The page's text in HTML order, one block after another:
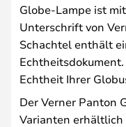
Globe-Lampe ist
Unterschrift von
Schachtel enthält
Echtheit Ihrer
Der Verner Panton
Varianten